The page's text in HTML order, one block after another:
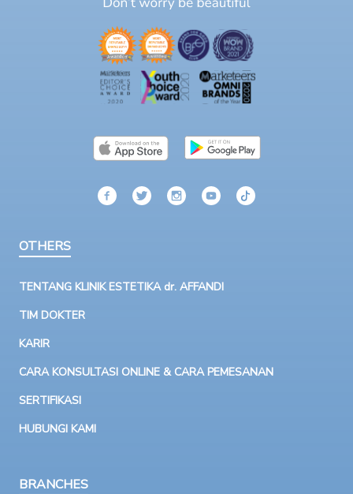
OTHERS
TENTANG KLINIK ESTETIKA dr. AFFANDI
TIM DOKTER
KARIR
CARA KONSULTASI ONLINE & CARA PEMESANAN
SERTIFIKASI
HUBUNGI KAMI
BRANCHES